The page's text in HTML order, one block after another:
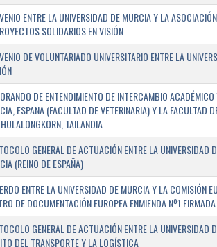
ENTRE LA UNIVERSIDAD DE MURCIA Y LA
SOLIDARIOS EN VISIÓN
DE VOLUNTARIADO UNIVERSITARIO ENTRE LA
DE ENTENDIMIENTO DE INTERCAMBIO
ESPAÑA (FACULTAD DE VETERINARIA) Y LA FACULTAD
TAILANDIA
GENERAL DE ACTUACIÓN ENTRE LA
(REINO DE ESPAÑA)
ENTRE LA UNIVERSIDAD DE MURCIA Y LA COMISIÓN
DE DOCUMENTACIÓN EUROPEA ENMIENDA Nº1
GENERAL DE ACTUACIÓN ENTRE LA UNIVERSIDAD
DEL TRANSPORTE Y LA LOGÍSTICA